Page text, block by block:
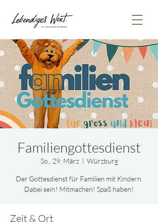
Familiengottesdienst
So., 29. März
  |
Würzburg
Der Gottesdienst für Familien mit Kindern.
Dabei sein! Mitmachen! Spaß haben!
Zeit & Ort